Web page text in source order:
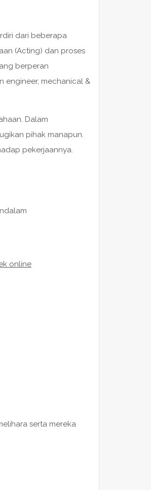
dari beberapa
(Acting) dan proses
berperan
engineer, mechanical &
Dalam
pihak manapun.
pekerjaannya.
online
serta mereka